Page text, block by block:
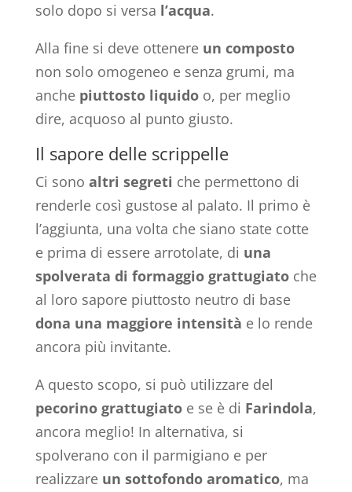
solo dopo si versa l’acqua.
Alla fine si deve ottenereun composto
non solo omogeneo e senza grumi, ma
anche piuttosto liquidoo, per meglio
dire, acquoso al punto giusto.
Il sapore delle scrippelle
Ci sono altri segreti che permettono di
renderle così gustose al palato. Il primo è
l’aggiunta, una volta che siano state cotte
e prima di essere arrotolate, di una
spolverata di formaggio grattugiatoche
al loro sapore piuttosto neutro di base
dona una maggiore intensità e lo rende
ancora più invitante.
A questo scopo, si può utilizzare del
pecorino grattugiatoe se è di Farindola,
ancora meglio! In alternativa, si
spolverano con il parmigiano e per
realizzare un sottofondo aromatico, ma